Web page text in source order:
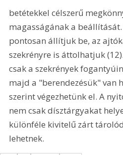
betétekkel célszerű
magasságának a
pontosan állítjuk be, az
szekrényre is áttolhatjuk
csak a szekrények
majd a "berendezésük" van
szerint végezhetünk el. A
nem csak dísztárgyakat
különféle kivitelű zárt
lehetnek.